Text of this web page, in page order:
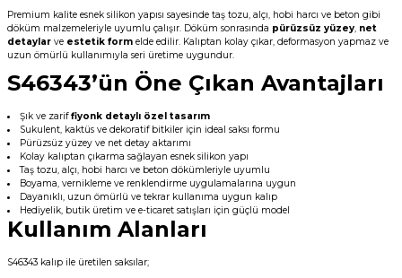
Premium kalite esnek silikon yapısı sayesinde taş tozu, alçı, hobi harcı ve beton gibi
döküm malzemeleriyle uyumlu çalışır. Döküm sonrasında pürüzsüz yüzey, net
detaylar ve estetik form elde edilir. Kalıptan kolay çıkar, deformasyon yapmaz ve
uzun ömürlü kullanımıyla seri üretime uygundur.
S46343’ün Öne Çıkan Avantajları
Şık ve zariffiyonk detaylı özel tasarım
Sukulent, kaktüs ve dekoratif bitkiler için ideal saksı formu
Pürüzsüz yüzey ve net detay aktarımı
Kolay kalıptan çıkarma sağlayan esnek silikon yapı
Taş tozu, alçı, hobi harcı ve beton dökümleriyle uyumlu
Boyama, vernikleme ve renklendirme uygulamalarına uygun
Dayanıklı, uzun ömürlü ve tekrar kullanıma uygun kalıp
Hediyelik, butik üretim ve e-ticaret satışları için güçlü model
Kullanım Alanları
S46343 kalıp ile üretilen saksılar;